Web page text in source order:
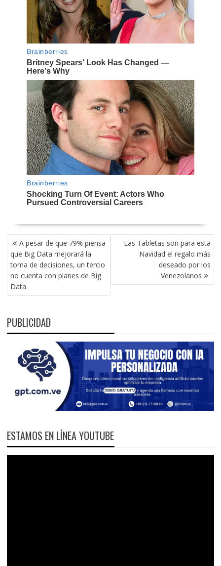
NAVEGACIÓN
DE
ENTRADAS
A pesar de que 79% piensa
que Big Data mejorará la
toma de decisiones, un tercio
no cuenta con planes de Big
Data
Las Tabletas son para esta
Navidad el regalo más
deseado por los
Venezolanos
PUBLICIDAD
ESTAMOS EN LÍNEA YOUTUBE